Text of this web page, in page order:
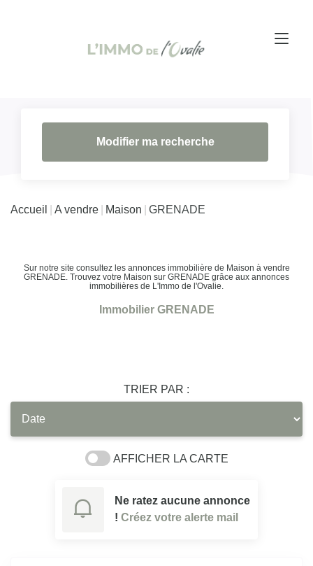
Modifier ma recherche
Accueil A vendre Maison GRENADE
Sur notre site consultez les annonces immobilière de Maison à vendre
GRENADE. Trouvez votre Maison sur GRENADE grâce aux annonces
immobilières de L'Immo de l'Ovalie.
Immobilier GRENADE
TRIER PAR :
AFFICHER LA CARTE
Ne ratez aucune annonce
! Créez votre alerte mail